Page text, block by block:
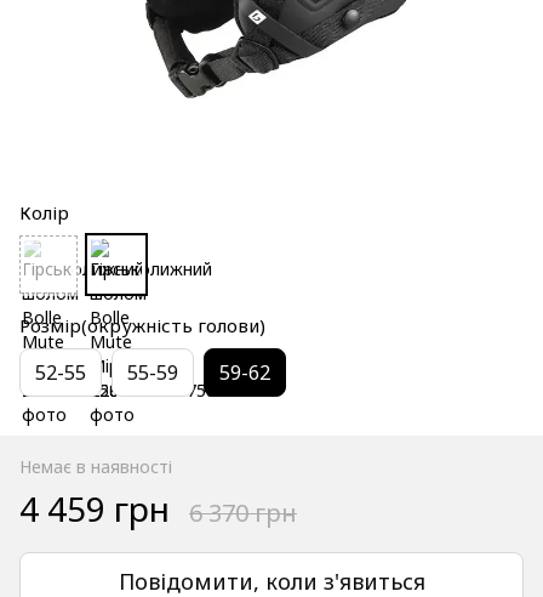
Колір
Розмір(окружність голови)
52-55 55-59 59-62
Немає в наявності
4 459 грн 6 370 грн
Повідомити, коли з'явиться